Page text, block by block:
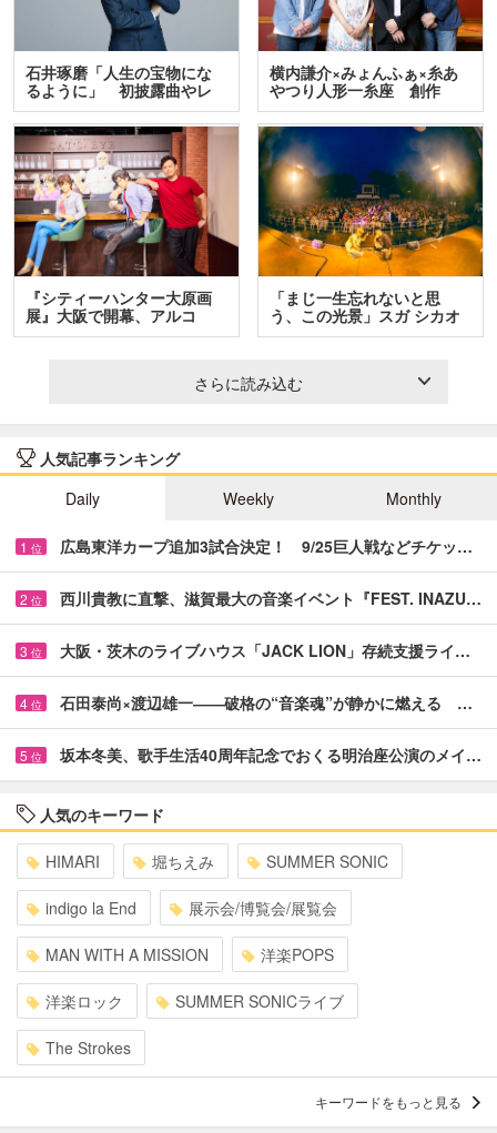
石井琢磨「人生の宝物にな
るように」 初披露曲やレ
ア…
横内謙介×みょんふぁ×糸あ
やつり人形一糸座 創作
人…
『シティーハンター大原画
展』大阪で開幕、アルコ
＆…
「まじ一生忘れないと思
う、この光景」スガ シカオ
と…
さらに読み込む
人気記事ランキング
Daily
Weekly Monthly
1 位 広島東洋カープ追加3試合決定！ 9/25巨人戦などチケッ…
2 位 西川貴教に直撃、滋賀最大の音楽イベント『FEST. INAZU…
3 位 大阪・茨木のライブハウス「JACK LION」存続支援ライ…
4 位 石田泰尚×渡辺雄一――破格の“音楽魂”が静かに燃える …
5 位 坂本冬美、歌手生活40周年記念でおくる明治座公演のメイ…
人気のキーワード
HIMARI 堀ちえみ SUMMER SONIC
indigo la End 展示会/博覧会/展覧会
MAN WITH A MISSION 洋楽POPS
洋楽ロック SUMMER SONICライブ
The Strokes
キーワードをもっと見る